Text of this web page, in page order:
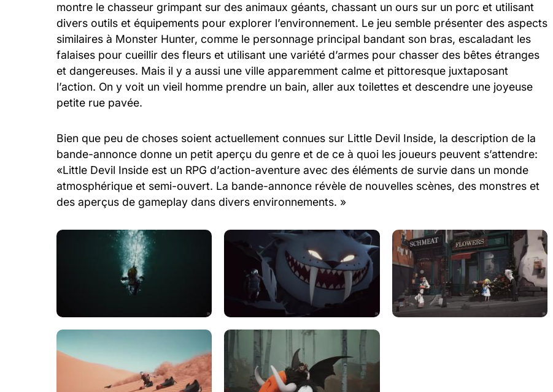
montre le chasseur grimpant sur des animaux géants, chassant un ours sur un porc et utilisant
divers outils et équipements pour explorer l’environnement. Le jeu semble présenter des aspects
similaires à Monster Hunter, comme le personnage principal bandant son bras, escaladant les
falaises pour cueillir des fleurs et utilisant une variété d’armes pour chasser des bêtes étranges
et dangereuses. Mais il y a aussi une ville apparemment calme et pittoresque juxtaposant
l’action. On y voit un vieil homme prendre un bain, aller aux toilettes et descendre une joyeuse
petite rue pavée.
Bien que peu de choses soient actuellement connues sur Little Devil Inside, la description de la
bande-annonce donne un petit aperçu du genre et de ce à quoi les joueurs peuvent s’attendre:
«Little Devil Inside est un RPG d’action-aventure avec des éléments de survie dans un monde
atmosphérique et semi-ouvert. La bande-annonce révèle de nouvelles scènes, des monstres et
des aperçus de gameplay dans divers environnements. »